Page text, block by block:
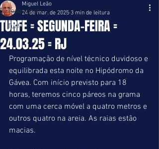
Todos posts
Turfe
TURFE = SEGUNDA-FEIRA =
24.03.25 = RJ
Miguel Leão
24 de mar. de 2025 3 min de leitura
Programação de nível técnico duvidoso e
equilibrada esta noite no Hipódromo da
Gávea. Com início previsto para 18
horas, teremos cinco páreos na grama
com uma cerca móvel a quatro metros e
outros quatro na areia. As raias estão
macias.